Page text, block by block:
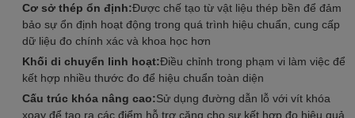
Cơ sở thép ổn định:Được chế tạo từ vật liệu thép bền để đảm
bảo sự ổn định hoạt động trong quá trình hiệu chuẩn, cung cấp
dữ liệu đo chính xác và khoa học hơn
Khối di chuyển linh hoạt:Điều chỉnh trong phạm vi làm việc để
kết hợp nhiều thước đo để hiệu chuẩn toàn diện
Cấu trúc khóa nâng cao:Sử dụng đường dẫn lỗ với vít khóa
xoay để tạo ra các điểm hỗ trợ căng cho sự kết hợp đo hiệu quả